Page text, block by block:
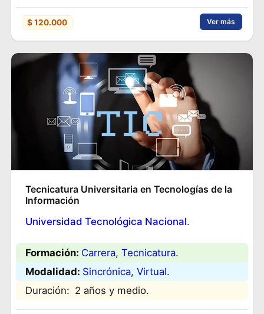
$ 120.000 Ver más
Tecnicatura Universitaria en Tecnologías de la
Información
Universidad Tecnológica Nacional.
Formación: Carrera, Tecnicatura.
Modalidad: Sincrónica, Virtual.
Duración: 2 años y medio.